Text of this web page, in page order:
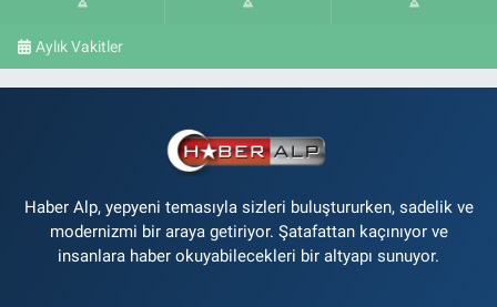
Aylık Vakitler
Haber Alp, yepyeni temasıyla sizleri buluştururken, sadelik ve
modernizmi bir araya getiriyor. Şatafattan kaçınıyor ve
insanlara haber okuyabilecekleri bir altyapı sunuyor.